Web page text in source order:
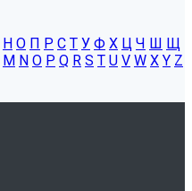
Н О П Р С Т У Ф Х Ц Ч Ш Щ
M N O P Q R S T U V W X Y Z